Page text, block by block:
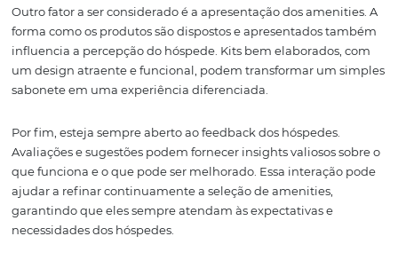
mercado atual.
Como Escolher os
Amenities Certos
Seu Hotel
A escolha dos amenities certos pode ser um desafio,
etapa fundamental para garantir a satisfação do